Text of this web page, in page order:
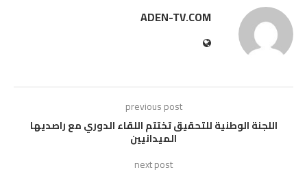
ADEN-TV.COM
previous post
اللجنة الوطنية للتحقيق تختتم اللقاء الدوري مع راصديها
الميدانيين
next post